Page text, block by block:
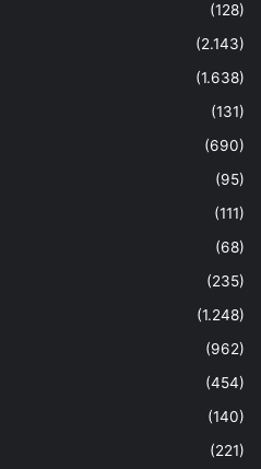
(128)
(2.143)
(1.638)
(131)
(690)
(95)
(111)
(68)
(235)
(1.248)
(962)
(454)
(140)
(221)